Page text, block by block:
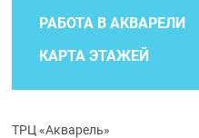
РАБОТА В АКВАРЕЛИ
КАРТА ЭТАЖЕЙ
ТРЦ «Акварель»